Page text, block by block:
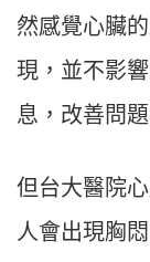
然感覺⼼臟
現，並不影
息，改善問題
但台⼤醫院
⼈會出現胸